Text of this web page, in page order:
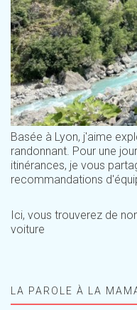
Basée à Lyon, j'aime
randonnant. Pour une
itinérances, je vous
recommandations
Ici, vous trouverez de
voiture
LA PAROLE À LA